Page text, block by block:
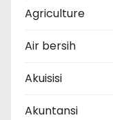
Agriculture
Air bersih
Akuisisi
Akuntansi